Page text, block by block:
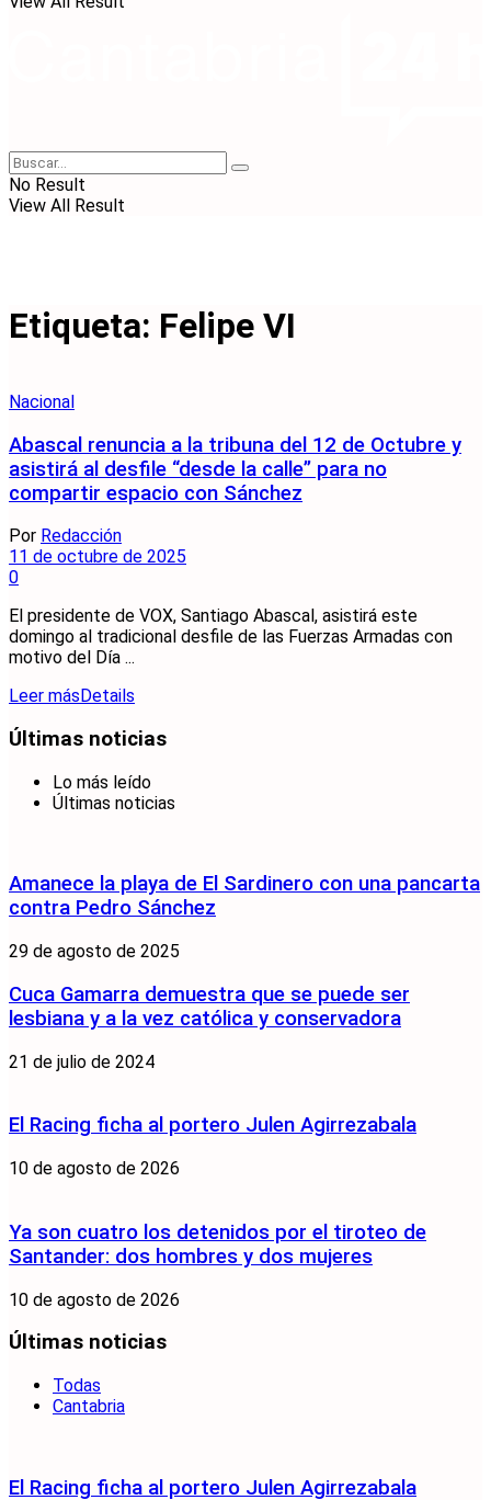
No Result
View All Result
Etiqueta: Felipe VI
Nacional
Abascal renuncia a la tribuna del 12 de Octubre y
asistirá al desfile “desde la calle” para no
compartir espacio con Sánchez
Por Redacción
11 de octubre de 2025
0
El presidente de VOX, Santiago Abascal, asistirá este
domingo al tradicional desfile de las Fuerzas Armadas con
motivo del Día ...
Leer más Details
Últimas noticias
Lo más leído
Últimas noticias
Amanece la playa de El Sardinero con una pancarta
contra Pedro Sánchez
29 de agosto de 2025
Cuca Gamarra demuestra que se puede ser
lesbiana y a la vez católica y conservadora
21 de julio de 2024
El Racing ficha al portero Julen Agirrezabala
10 de agosto de 2026
Ya son cuatro los detenidos por el tiroteo de
Santander: dos hombres y dos mujeres
10 de agosto de 2026
Últimas noticias
Todas
Cantabria
El Racing ficha al portero Julen Agirrezabala